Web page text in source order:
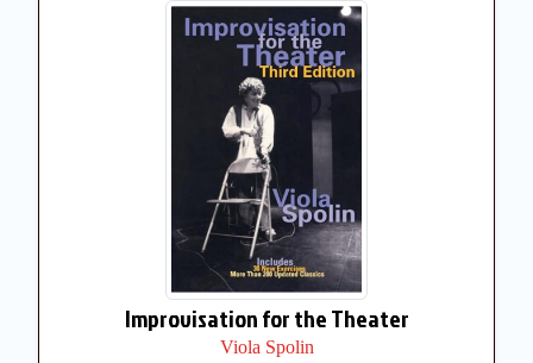
Improvisation for the Theater
Viola Spolin